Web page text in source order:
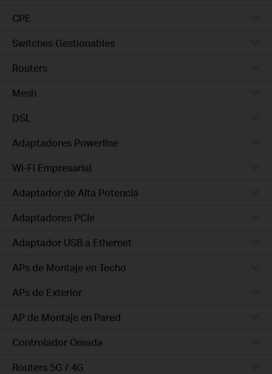
CPE
Switches Gestionables
Routers
Mesh
DSL
Adaptadores Powerline
Wi-Fi Empresarial
Adaptador de Alta Potencia
Adaptadores PCIe
Adaptador USB a Ethernet
APs de Montaje en Techo
APs de Exterior
AP de Montaje en Pared
Controlador Omada
Routers 5G / 4G